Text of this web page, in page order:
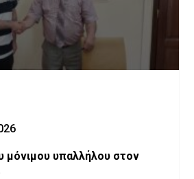
μόνιμου υπαλλήλου στον